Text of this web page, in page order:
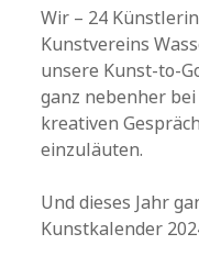
Wir – 24
Kunstvereins
unsere Kunst-to-
ganz nebenher
kreativen
einzuläuten.
Und dieses Jahr
Kunstkalender